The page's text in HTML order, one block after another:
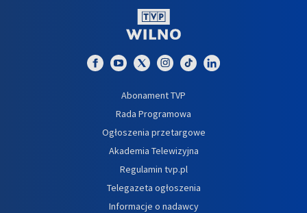
Abonament TVP
Rada Programowa
Ogłoszenia przetargowe
Akademia Telewizyjna
Regulamin tvp.pl
Telegazeta ogłoszenia
Informacje o nadawcy